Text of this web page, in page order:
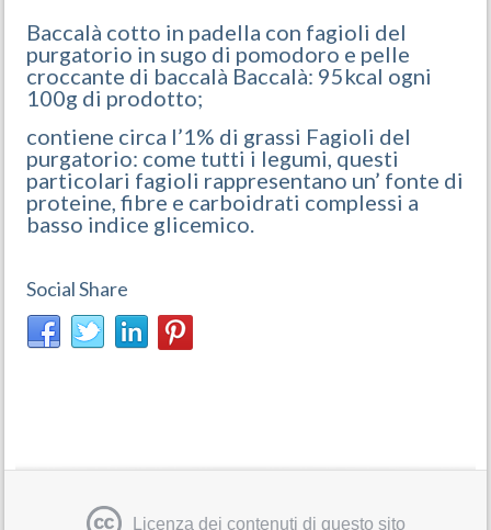
Baccalà cotto in padella con fagioli del
purgatorio in sugo di pomodoro e pelle
croccante di baccalà Baccalà: 95kcal ogni
100g di prodotto;
contiene circa l’1% di grassi Fagioli del
purgatorio: come tutti i legumi, questi
particolari fagioli rappresentano un’ fonte di
proteine, fibre e carboidrati complessi a
basso indice glicemico.
Social Share
Licenza dei contenuti di questo sito